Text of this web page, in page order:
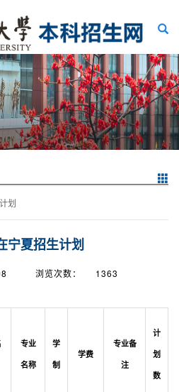
划
宁夏招生计划
浏览次数： 1363
专业
名称
学
制
学费
专业备
注
计
划
数